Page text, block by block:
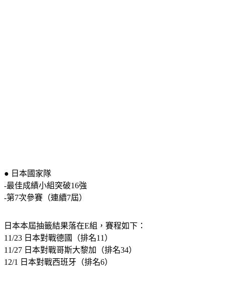
● 日本國家隊
-最佳成績小組突破16強
-第7次參賽（連續7屆）
日本本屆抽籤結果落在E組，賽程如下：
11/23 日本對戰德國（排名11）
11/27 日本對戰哥斯大黎加（排名34）
12/1 日本對戰西班牙（排名6）